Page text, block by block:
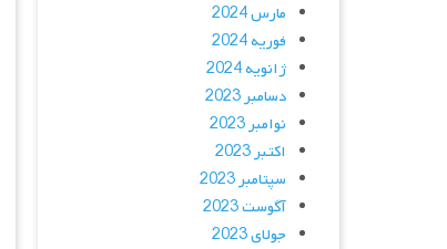
مارس 2024
فوریه 2024
ژانویه 2024
دسامبر 2023
نوامبر 2023
اکتبر 2023
سپتامبر 2023
آگوست 2023
جولای 2023